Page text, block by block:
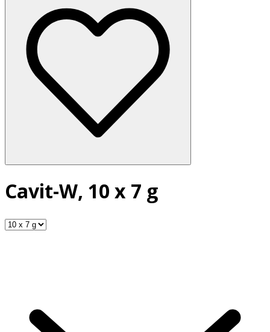
Cavit-W, 10 x 7 g